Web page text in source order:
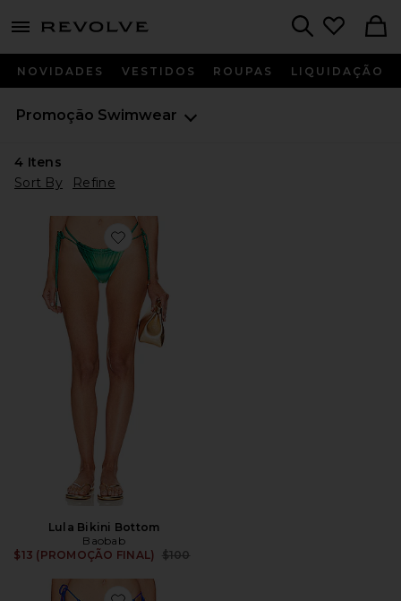
menu - shows more content
NOVIDADES VESTIDOS ROUPAS LIQUIDAÇÃO
Promoção Swimwear
4 Itens
Sort By
Refine
Favorite Lula Bikini Bottom
Lula Bikini Bottom
Baobab
$13 (PROMOÇÃO FINAL)
Previous price:
$100